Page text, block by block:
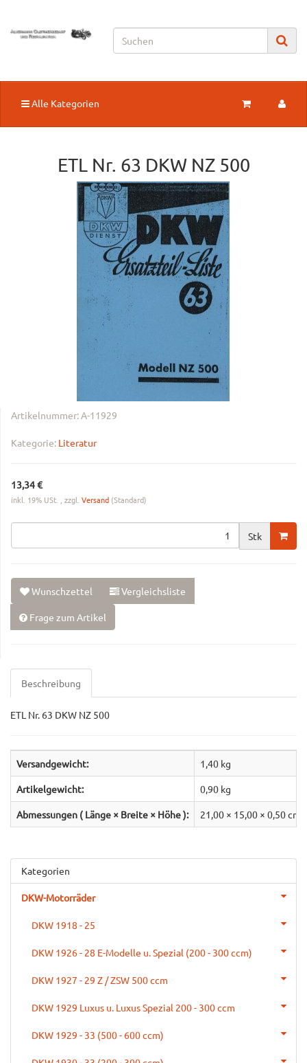
Alle Kategorien
ETL Nr. 63 DKW NZ 500
Artikelnummer:A-11929
Kategorie: Literatur
13,34 €
inkl. 19% USt. , zzgl. Versand (Standard)
Stk
Wunschzettel Vergleichsliste
Frage zum Artikel
Beschreibung
ETL Nr. 63 DKW NZ 500
Versandgewicht: 1,40 kg
Artikelgewicht: 0,90 kg
Abmessungen ( Länge × Breite × Höhe ): 21,00 × 15,00 × 0,50 cm
Kategorien
DKW-Motorräder
DKW 1918 - 25
DKW 1926 - 28 E-Modelle u. Spezial (200 - 300 ccm)
DKW 1927 - 29 Z / ZSW 500 ccm
DKW 1929 Luxus u. Luxus Spezial 200 - 300 ccm
DKW 1929 - 33 (500 - 600 ccm)